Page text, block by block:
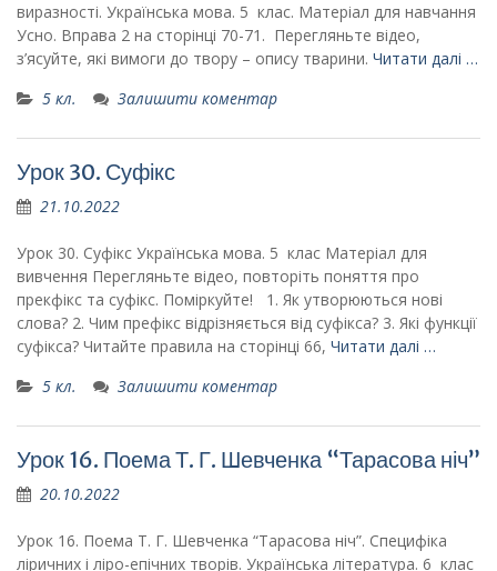
виразності. Українська мова. 5 клас. Матеріал для навчання
Усно. Вправа 2 на сторінці 70-71. Перегляньте відео,
з’ясуйте, які вимоги до твору – опису тварини. Читати далі …
5 кл.
Залишити коментар
Урок 30. Суфікс
21.10.2022
Урок 30. Суфікс Українська мова. 5 клас Матеріал для
вивчення Перегляньте відео, повторіть поняття про
прекфікс та суфікс. Поміркуйте! 1. Як утворюються нові
слова? 2. Чим префікс відрізняється від суфікса? 3. Які функції
суфікса? Читайте правила на сторінці 66, Читати далі …
5 кл.
Залишити коментар
Урок 16. Поема Т. Г. Шевченка “Тарасова ніч”
20.10.2022
Урок 16. Поема Т. Г. Шевченка “Тарасова ніч”. Специфіка
ліричних і ліро-епічних творів. Українська література. 6 клас